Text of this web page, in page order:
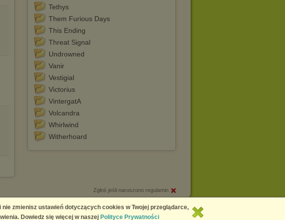
Tethys
Them Furious Days
This Ending
Threat Signal
Undrowned
Vanir
Vestigial
Victorius
VintergatA
Volcandra
Whirlwind
Witherhoard
Zgłoś jeśli naruszono regulamin
Copyright © 2026Chomikuj.pl
zmienisz ustawień dotyczących cookies w Twojej przeglądarce,
Dowiedz się więcej w naszej Polityce Prywatności